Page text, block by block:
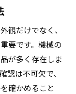
観だけでなく、
要です。機械の
が多く存在しま
認は不可欠で、
確かめること